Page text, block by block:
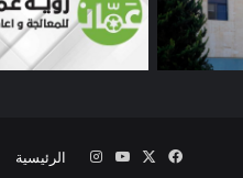
الرئيسية فيسبوك ‫YouTubeانستقرام